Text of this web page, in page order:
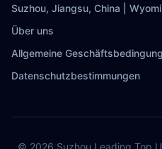
Suzhou, Jiangsu, China |
Über uns
Allgemeine
Datenschutzbestimmungen
© 2026 Suzhou Leading Top